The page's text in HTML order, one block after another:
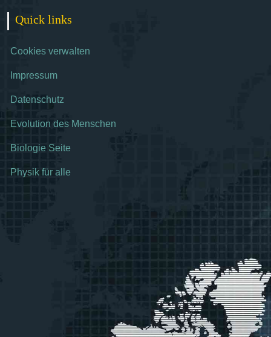
Quick links
Cookies verwalten
Impressum
Datenschutz
Evolution des Menschen
Biologie Seite
Physik für alle